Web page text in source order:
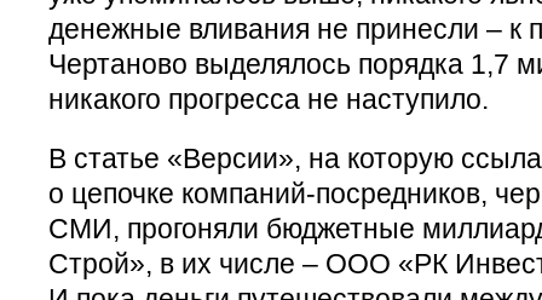
денежные вливания не принесли – к
Чертаново выделялось порядка 1,7
никакого прогресса не наступило.
В статье «Версии», на которую
о цепочке компаний-посредников,
СМИ, прогоняли бюджетные
Строй», в их числе – ООО «РК